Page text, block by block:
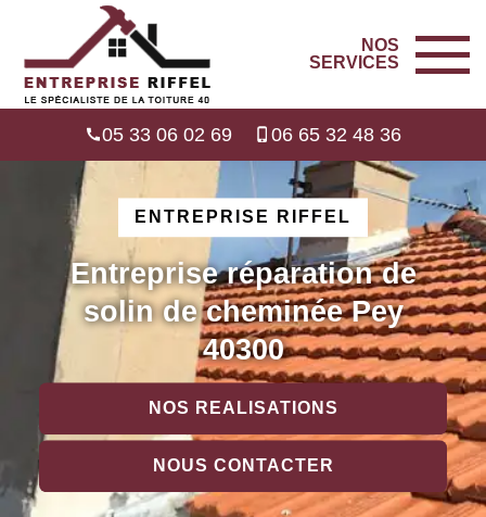
NOS
SERVICES
05 33 06 02 69 06 65 32 48 36
ENTREPRISE RIFFEL
Entreprise réparation de
solin de cheminée Pey
40300
NOS REALISATIONS
NOUS CONTACTER